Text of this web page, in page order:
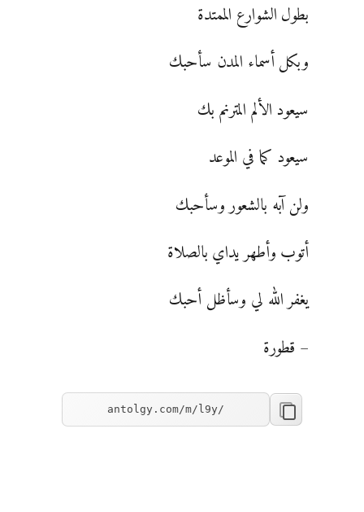
بطول الشوارع الممتدة
وبكل أسماء المدن سأحبك
سيعود الألم المترنم بك
سيعود كما في الموعد
ولن آبه بالشعور وسأحبك
أتوب وأطهر يداي بالصلاة
يغفر الله لي وسأظل أحبك
– قطورة